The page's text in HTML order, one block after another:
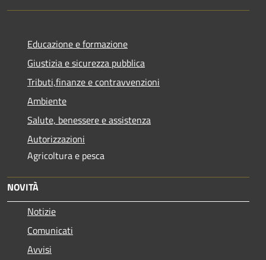
Educazione e formazione
Giustizia e sicurezza pubblica
Tributi,finanze e contravvenzioni
Ambiente
Salute, benessere e assistenza
Autorizzazioni
Agricoltura e pesca
NOVITÀ
Notizie
Comunicati
Avvisi